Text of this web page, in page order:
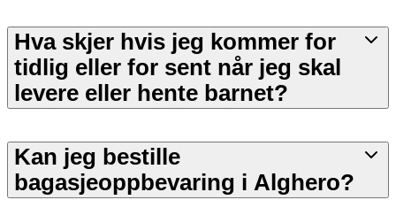
Hva skjer hvis jeg kommer for
tidlig eller for sent når jeg skal
levere eller hente barnet?
Kan jeg bestille
bagasjeoppbevaring i Alghero?